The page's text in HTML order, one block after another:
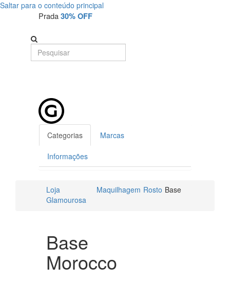
Saltar para o conteúdo principal
Prada30% OFF
Categorias Marcas
Informações
Loja
Glamourosa
Maquilhagem Rosto Base
Base
Morocco